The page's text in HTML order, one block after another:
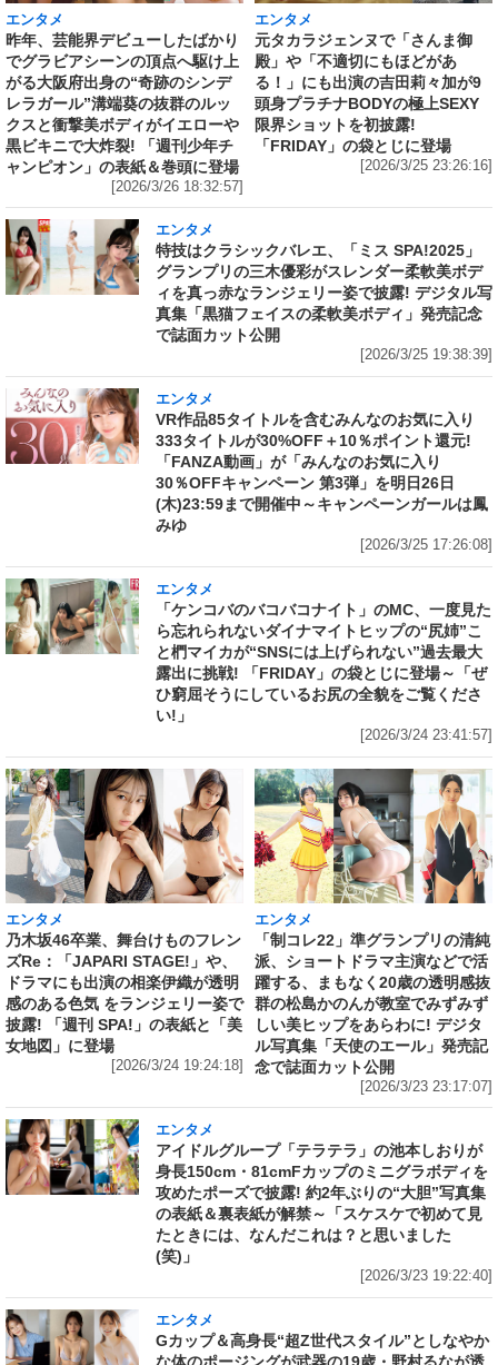
エンタメ
昨年、芸能界デビューしたばかり
でグラビアシーンの頂点へ駆け上
がる大阪府出身の“奇跡のシンデ
レラガール”溝端葵の抜群のルッ
クスと衝撃美ボディがイエローや
黒ビキニで大炸裂! 「週刊少年チ
ャンピオン」の表紙＆巻頭に登場
[2026/3/26 18:32:57]
エンタメ
元タカラジェンヌで「さんま御
殿」や「不適切にもほどがあ
る！」にも出演の吉田莉々加が9
頭身プラチナBODYの極上SEXY
限界ショットを初披露!
「FRIDAY」の袋とじに登場
[2026/3/25 23:26:16]
エンタメ
特技はクラシックバレエ、「ミス SPA!2025」
グランプリの三木優彩がスレンダー柔軟美ボデ
ィを真っ赤なランジェリー姿で披露! デジタル写
真集「黒猫フェイスの柔軟美ボディ」発売記念
で誌面カット公開
[2026/3/25 19:38:39]
エンタメ
VR作品85タイトルを含むみんなのお気に入り
333タイトルが30%OFF＋10％ポイント還元!
「FANZA動画」が「みんなのお気に入り
30％OFFキャンペーン 第3弾」を明日26日
(木)23:59まで開催中～キャンペーンガールは鳳
みゆ
[2026/3/25 17:26:08]
エンタメ
「ケンコバのバコバコナイト」のMC、一度見た
ら忘れられないダイナマイトヒップの“尻姉”こ
と椚マイカが“SNSには上げられない”過去最大
露出に挑戦! 「FRIDAY」の袋とじに登場～「ぜ
ひ窮屈そうにしているお尻の全貌をご覧くださ
い!」
[2026/3/24 23:41:57]
エンタメ
乃木坂46卒業、舞台けものフレン
ズRe：「JAPARI STAGE!」や、
ドラマにも出演の相楽伊織が透明
感のある色気 をランジェリー姿で
披露! 「週刊 SPA!」の表紙と「美
女地図」に登場
[2026/3/24 19:24:18]
エンタメ
「制コレ22」準グランプリの清純
派、ショートドラマ主演などで活
躍する、まもなく20歳の透明感抜
群の松島かのんが教室でみずみず
しい美ヒップをあらわに! デジタ
ル写真集「天使のエール」発売記
念で誌面カット公開
[2026/3/23 23:17:07]
エンタメ
アイドルグループ「テラテラ」の池本しおりが
身長150cm・81cmFカップのミニグラボディを
攻めたポーズで披露! 約2年ぶりの“大胆”写真集
の表紙＆裏表紙が解禁～「スケスケで初めて見
たときには、なんだこれは？と思いました
(笑)」
[2026/3/23 19:22:40]
エンタメ
Gカップ＆高身長“超Z世代スタイル”としなやか